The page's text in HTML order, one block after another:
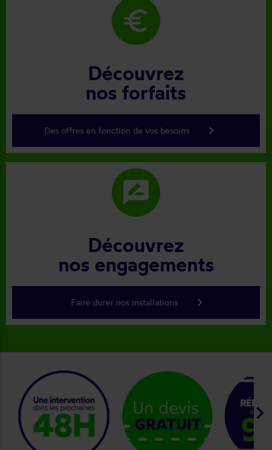
euro
Découvrez
nos forfaits
Des offres en fonction de vos besoins keyboard_arrow_right
rate_review
Découvrez
nos engagements
Faire durer nos installations keyboard_arrow_right
keyboard_arrow_right